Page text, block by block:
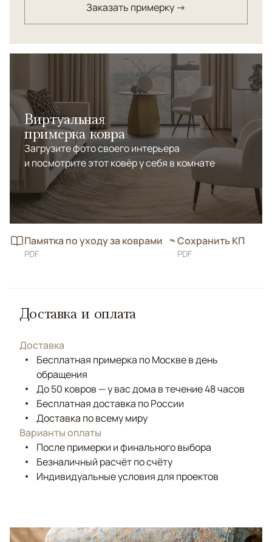
Заказать примерку →
Виртуальная
примерка ковра
Загрузите фото своего интерьера
и посмотрите этот ковёр у себя в комнате
Памятка по уходу за коврами
PDF
Сохранить КП
PDF
Доставка и оплата
Доставка
Бесплатная примерка по Москве в день
обращения
До 50 ковров — у вас дома в течение 48 часов
Бесплатная доставка по России
Доставка по всему миру
Варианты оплаты
После примерки и финального выбора
Безналичный расчёт по счёту
Индивидуальные условия для проектов